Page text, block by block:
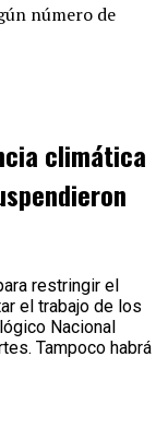
número de
climática
restringir el
el trabajo de los
Nacional
Tampoco habrá